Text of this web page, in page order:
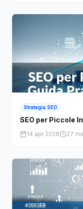
Strategia SEO
SEO per Piccole